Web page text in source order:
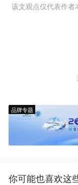
该文观点仅代表作者
品牌专题
你可能也喜欢这